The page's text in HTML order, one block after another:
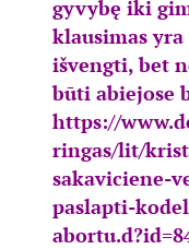
gyvybę iki
klausimas
išvengti, bet
būti abiejose
https://
ringas/lit/
sakaviciene-
paslapti-
abortu.d?id=